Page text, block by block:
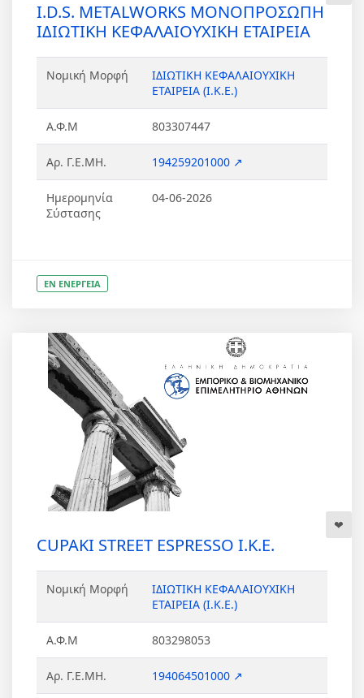
I.D.S. METALWORKS ΜΟΝΟΠΡΟΣΩΠΗ
ΙΔΙΩΤΙΚΗ ΚΕΦΑΛΑΙΟΥΧΙΚΗ ΕΤΑΙΡΕΙΑ
Νομική Μορφή
ΙΔΙΩΤΙΚΗ ΚΕΦΑΛΑΙΟΥΧΙΚΗ
ΕΤΑΙΡΕΙΑ (Ι.Κ.Ε.)
Α.Φ.Μ 803307447
Αρ. Γ.Ε.ΜΗ. 194259201000 ↗
Ημερομηνία
Σύστασης
04-06-2026
ΕΝ ΕΝΕΡΓΕΙΑ
CUPAKI STREET ESPRESSO Ι.Κ.Ε.
Νομική Μορφή
ΙΔΙΩΤΙΚΗ ΚΕΦΑΛΑΙΟΥΧΙΚΗ
ΕΤΑΙΡΕΙΑ (Ι.Κ.Ε.)
Α.Φ.Μ 803298053
Αρ. Γ.Ε.ΜΗ. 194064501000 ↗